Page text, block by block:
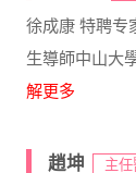
徐成康 特聘专
生導師中山大
解更多
趙坤 主